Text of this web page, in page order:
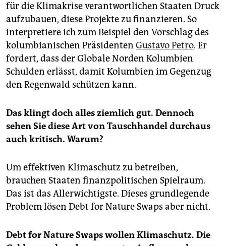
für die Klimakrise verantwortlichen Staaten Druck
aufzubauen, diese Projekte zu finanzieren. So
interpretiere ich zum Beispiel den Vorschlag des
kolumbianischen Präsidenten Gustavo Petro. Er
fordert, dass der Globale Norden Kolumbien
Schulden erlässt, damit Kolumbien im Gegenzug
den Regenwald schützen kann.
Das klingt doch alles ziemlich gut. Dennoch
sehen Sie diese Art von Tauschhandel durchaus
auch kritisch. Warum?
Um effektiven Klimaschutz zu betreiben,
brauchen Staaten finanzpolitischen Spielraum.
Das ist das Allerwichtigste. Dieses grundlegende
Problem lösen Debt for Nature Swaps aber nicht.
Debt for Nature Swaps wollen Klimaschutz. Die